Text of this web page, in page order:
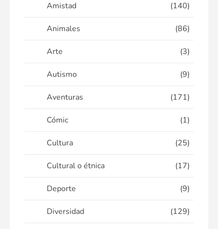
Amistad (140)
Animales (86)
Arte (3)
Autismo (9)
Aventuras (171)
Cómic (1)
Cultura (25)
Cultural o étnica (17)
Deporte (9)
Diversidad (129)